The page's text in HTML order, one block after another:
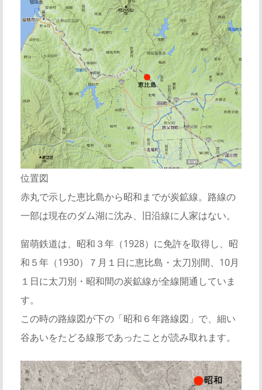
位置図
赤丸で示した恵比島から昭和までが炭鉱線。路線の
一部は現在のダム湖に沈み、旧沿線に人家はない。
留萌鉄道は、昭和３年（1928）に免許を取得し、昭
和５年（1930）７月１日に恵比島・太刀別間、10月
１日に太刀別・昭和間の炭鉱線が全線開通していま
す。
この時の路線図が下の「昭和６年路線図」で、細い
谷あいをたどる線形であったことが読み取れます。